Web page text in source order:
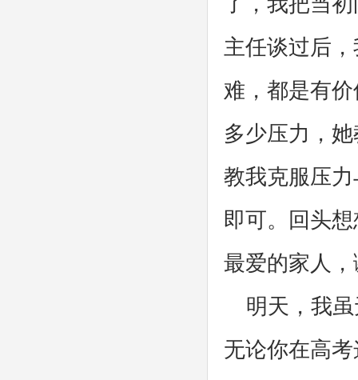
主任谈过后
难，都是有
多少压力，
教我克服压
即可。回头
最爱的家人
明天，我虽
无论你在高